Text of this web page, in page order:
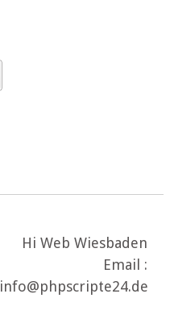
Hi Web Wiesbaden
Email :
info@phpscripte24.de